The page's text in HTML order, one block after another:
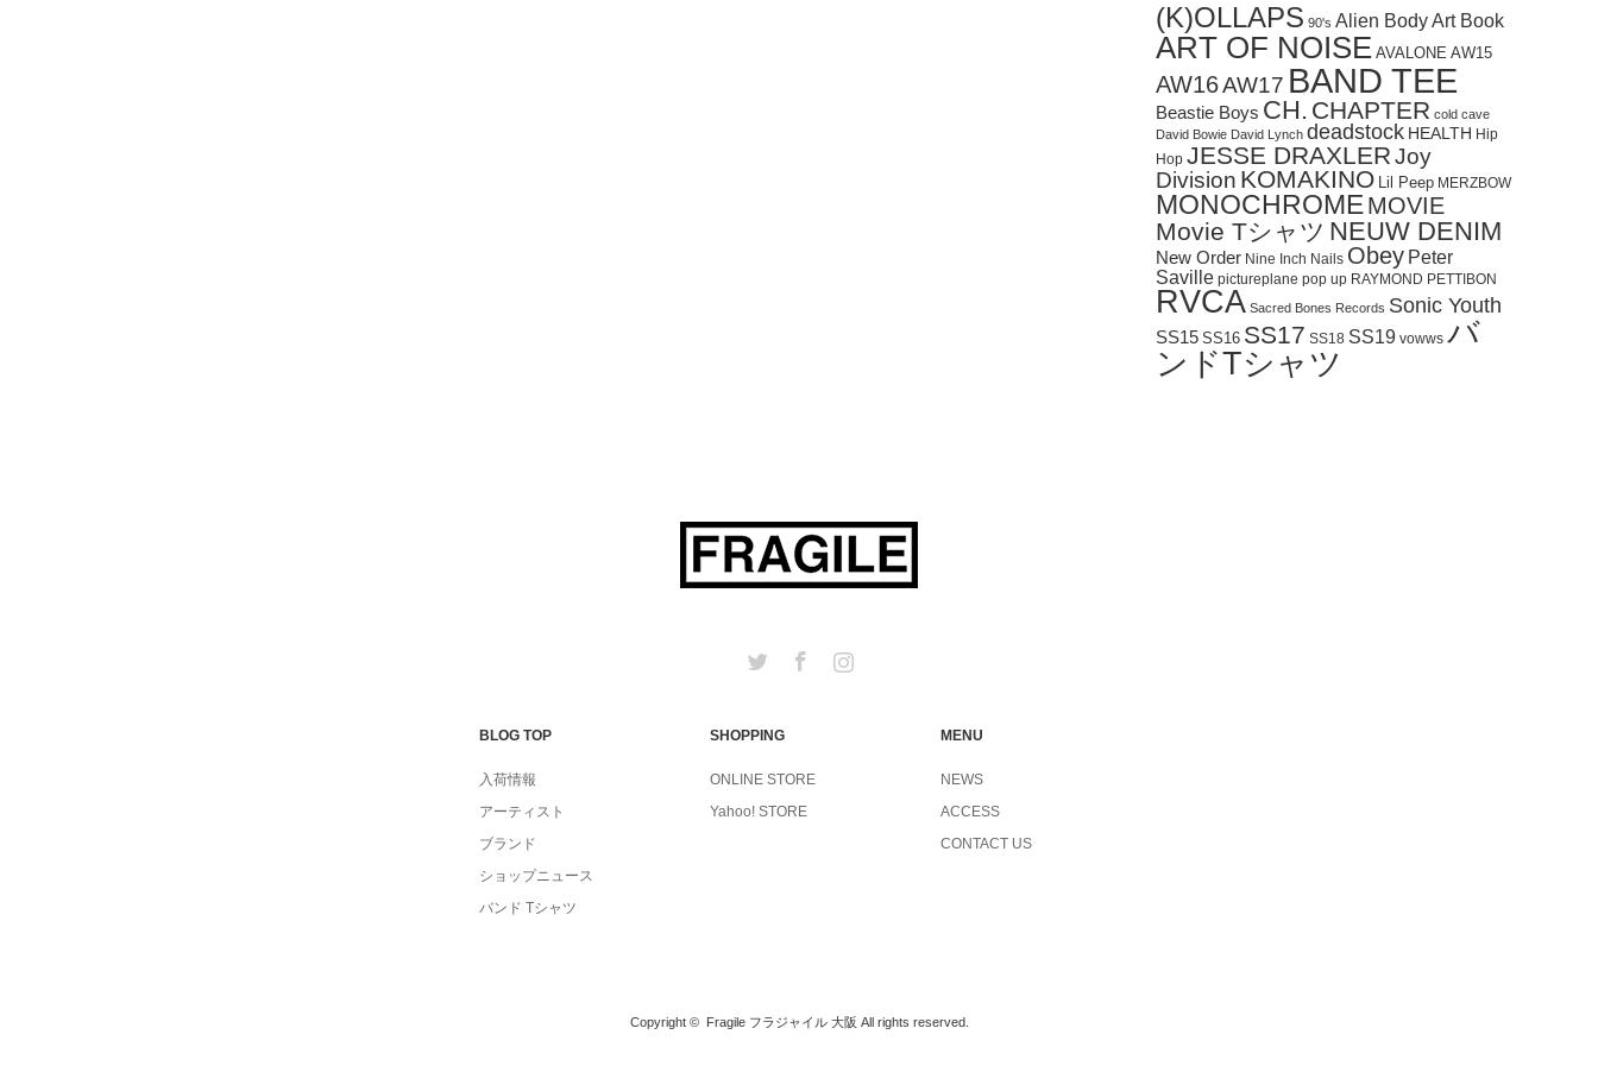
(K)OLLAPS 90's Alien BodyArt Book
ART OF NOISE AVALONE AW15
AW16AW17 BAND TEE
Beastie Boys CH. CHAPTER cold cave
David Bowie David Lynch deadstock HEALTH Hip
Hop JESSE DRAXLERJoy
Division KOMAKINO Lil Peep MERZBOW
MONOCHROMEMOVIE
Movie Tシャツ NEUW DENIM
New Order Nine Inch Nails Obey Peter
Saville pictureplane pop up RAYMOND PETTIBON
RVCA Sacred Bones Records Sonic Youth
SS15 SS16 SS17 SS18 SS19 vowws バ
ンドTシャツ
Twitter Facebook
BLOG TOP
入荷情報
アーティスト
ブランド
ショップニュース
バンド Tシャツ
SHOPPING
ONLINE STORE
Yahoo! STORE
MENU
NEWS
ACCESS
CONTACT US
Copyright © Fragile フラジャイル 大阪 All rights reserved.